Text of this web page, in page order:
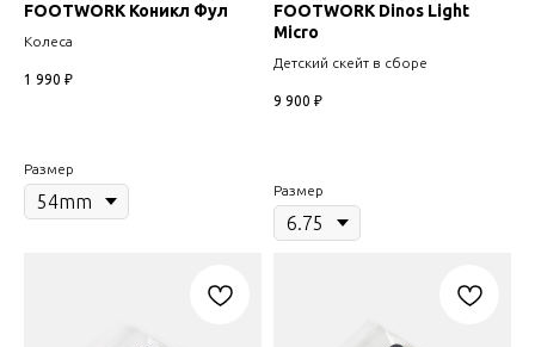
FOOTWORK Коникл Фул
Колеса
1 990 ₽
Размер
FOOTWORK Dinos Light
Micro
Детский скейт в сборе
9 900 ₽
Размер